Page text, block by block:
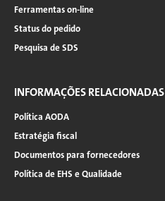
Ferramentas on-line
Status do pedido
Pesquisa de SDS
INFORMAÇÕES RELACIONADAS
Política AODA
Estratégia fiscal
Documentos para fornecedores
Política de EHS e Qualidade